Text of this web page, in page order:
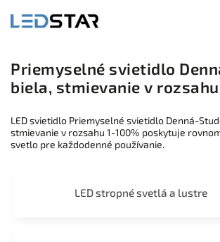
Priemyselné svietidlo
biela, stmievanie v rozsahu
LED svietidlo Priemyselné svietidlo Denná-
stmievanie v rozsahu 1-100% poskytuje
svetlo pre každodenné používanie.
LED stropné svetlá a lustre